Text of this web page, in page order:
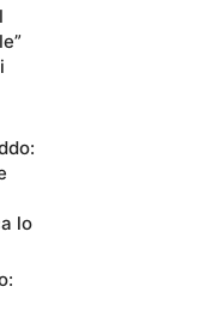
lo